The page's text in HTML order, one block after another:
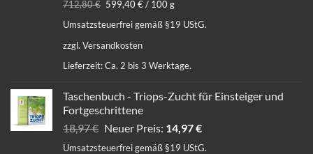
35,64 €29,97 €.
712,80€ 599,40€/ 100g
Umsatzsteuerfrei gemäß §19 UStG.
zzgl. Versandkosten
Lieferzeit:Ca. 2 bis 3 Werktage.
Taschenbuch - Triops-Zucht für Einsteiger und
Fortgeschrittene
18,97€ Ursprünglicher
Preis
Neuer Preis: 14,97€Aktueller
Preis
Umsatzsteuerfrei gemäß §19 UStG.